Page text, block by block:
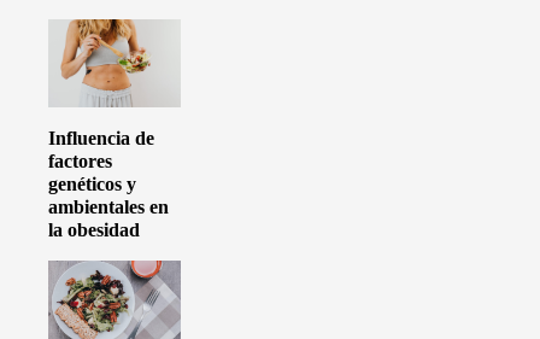
Influencia de
factores
genéticos y
ambientales en
la obesidad